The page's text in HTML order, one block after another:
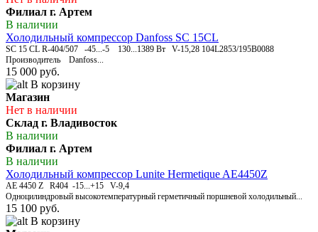
Филиал г. Артем
В наличии
Холодильный компрессор Danfoss SC 15CL
SC 15 CL R-404/507 -45...-5 130...1389 Вт V-15,28 104L2853/195B0088
Производитель Danfoss...
15 000 руб.
В корзину
Магазин
Нет в наличии
Склад г. Владивосток
В наличии
Филиал г. Артем
В наличии
Холодильный компрессор Lunite Hermetique AE4450Z
AЕ 4450 Z R404 -15...+15 V-9,4
Одноцилиндровый высокотемпературный герметичный поршневой холодильный...
15 100 руб.
В корзину